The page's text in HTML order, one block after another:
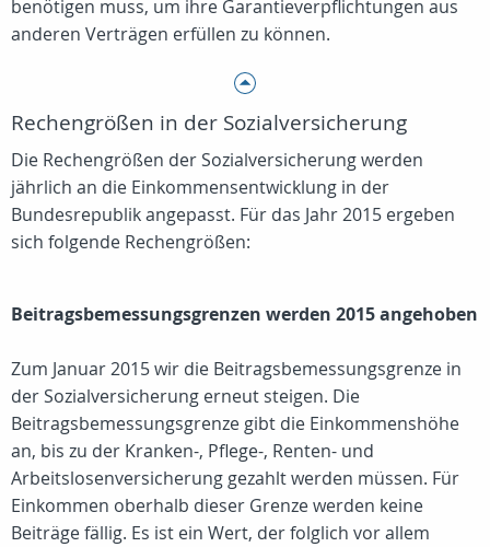
benötigen muss, um ihre Garantieverpflichtungen aus
anderen Verträgen erfüllen zu können.
Rechengrößen in der Sozialversicherung
Die Rechengrößen der Sozialversicherung werden
jährlich an die Einkommensentwicklung in der
Bundesrepublik angepasst. Für das Jahr 2015 ergeben
sich folgende Rechengrößen:
Beitragsbemessungsgrenzen werden 2015 angehoben
Zum Januar 2015 wir die Beitragsbemessungsgrenze in
der Sozialversicherung erneut steigen. Die
Beitragsbemessungsgrenze gibt die Einkommenshöhe
an, bis zu der Kranken-, Pflege-, Renten- und
Arbeitslosenversicherung gezahlt werden müssen. Für
Einkommen oberhalb dieser Grenze werden keine
Beiträge fällig. Es ist ein Wert, der folglich vor allem